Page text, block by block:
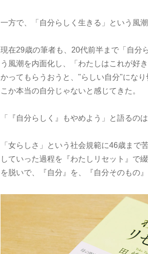
一方で、「自分らしく生きる」という風
現在29歳の筆者も、20代前半まで「自分
う風潮を内面化し、「わたしはこれが好
かってもらうおうと、"らしい自分"にな
こか本当の自分じゃないと感じてきた。
「『自分らしく』もやめよう」と語るの
「女らしさ」という社会規範に46歳まで
していった過程を『わたしリセット』で
を脱いで、『自分』を、『自分そのもの